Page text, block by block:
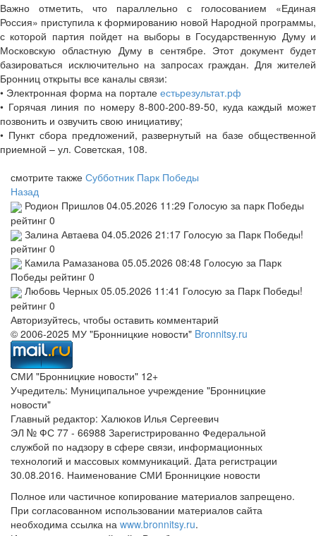
Важно отметить, что параллельно с голосованием «Единая
Россия» приступила к формированию новой Народной программы,
с которой партия пойдет на выборы в Государственную Думу и
Московскую областную Думу в сентябре. Этот документ будет
базироваться исключительно на запросах граждан. Для жителей
Бронниц открыты все каналы связи:
• Электронная форма на портале естьрезультат.рф
• Горячая линия по номеру 8-800-200-89-50, куда каждый может
позвонить и озвучить свою инициативу;
• Пункт сбора предложений, развернутый на базе общественной
приемной – ул. Советская, 108.
смотрите также Субботник Парк Победы
Назад
Родион Пришлов 04.05.2026 11:29 Голосую за парк Победы
рейтинг 0
Залина Автаева 04.05.2026 21:17 Голосую за Парк Победы!
рейтинг 0
Камила Рамазанова 05.05.2026 08:48 Голосую за Парк
Победы рейтинг 0
Любовь Черных 05.05.2026 11:41 Голосую за Парк Победы!
рейтинг 0
Авторизуйтесь, чтобы оставить комментарий
© 2006-2025 МУ "Бронницкие новости" Bronnitsy.ru
СМИ "Бронницкие новости" 12+
Учредитель: Муниципальное учреждение "Бронницкие
новости"
Главный редактор: Халюков Илья Сергеевич
ЭЛ № ФС 77 - 66988 Зарегистрированно Федеральной
службой по надзору в сфере связи, информационных
технологий и массовых коммуникаций. Дата регистрации
30.08.2016. Наименование СМИ Бронницкие новости
Полное или частичное копирование материалов запрещено.
При согласованном использовании материалов сайта
необходима ссылка на www.bronnitsy.ru.